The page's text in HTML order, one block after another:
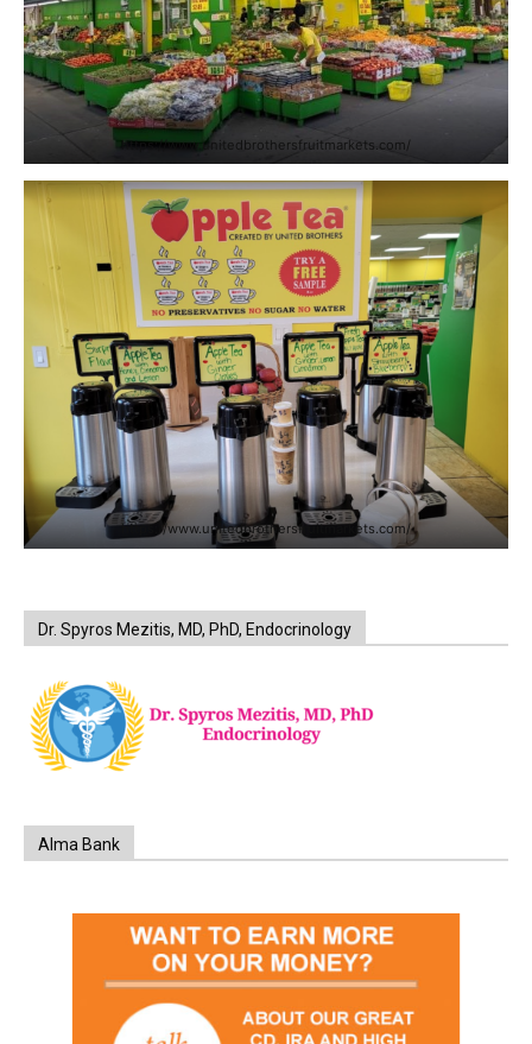
https://www.unitedbrothersfruitmarkets.com/
https://www.unitedbrothersfruitmarkets.com/
Dr. Spyros Mezitis, MD, PhD, Endocrinology
Alma Bank